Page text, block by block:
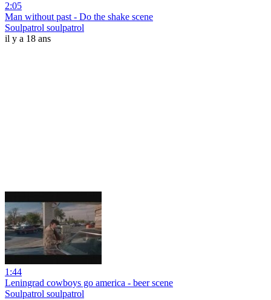
2:05
Man without past - Do the shake scene
Soulpatrol soulpatrol
il y a 18 ans
1:44
Leningrad cowboys go america - beer scene
Soulpatrol soulpatrol